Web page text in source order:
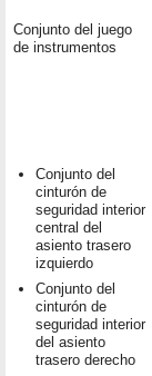
Conjunto del juego
de instrumentos
Conjunto del
cinturón de
seguridad interior
central del
asiento trasero
izquierdo
Conjunto del
cinturón de
seguridad interior
del asiento
trasero derecho